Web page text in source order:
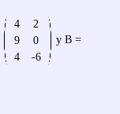
4
2
9
0
4
-6
y B =